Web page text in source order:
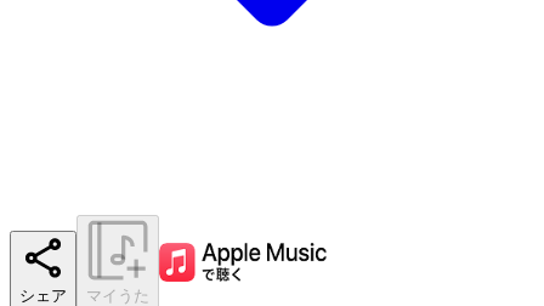
シェア マイうた